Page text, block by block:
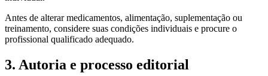
Antes de alterar medicamentos, alimentação, suplementação ou
treinamento, considere suas condições individuais e procure o
profissional qualificado adequado.
3. Autoria e processo editorial